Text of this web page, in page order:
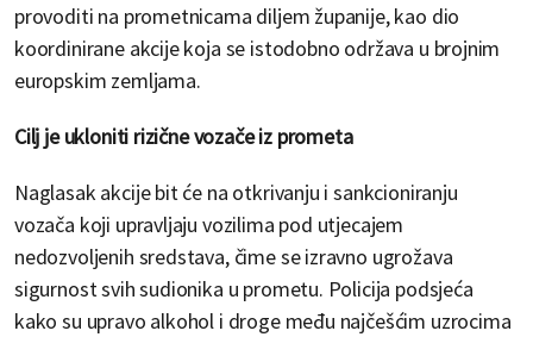
provoditi na prometnicama diljem županije, kao dio
koordinirane akcije koja se istodobno održava u brojnim
europskim zemljama.
Cilj je ukloniti rizične vozače iz prometa
Naglasak akcije bit će na otkrivanju i sankcioniranju
vozača koji upravljaju vozilima pod utjecajem
nedozvoljenih sredstava, čime se izravno ugrožava
sigurnost svih sudionika u prometu. Policija podsjeća
kako su upravo alkohol i droge među najčešćim uzrocima